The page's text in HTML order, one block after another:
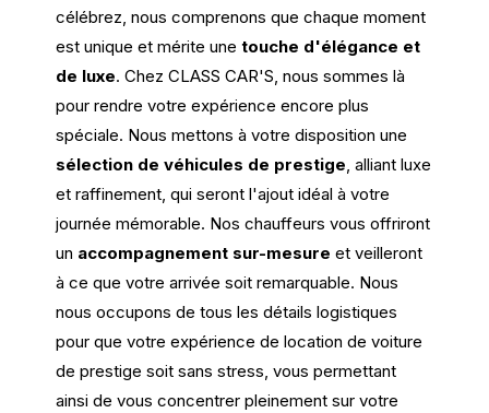
célébrez, nous comprenons que chaque moment
est unique et mérite unetouche d'élégance et
de luxe. Chez CLASS CAR'S, nous sommes là
pour rendre votre expérience encore plus
spéciale. Nous mettons à votre disposition une
sélection de véhicules de prestige, alliant luxe
et raffinement, qui seront l'ajout idéal à votre
journée mémorable. Nos chauffeurs vous offriront
un accompagnement sur-mesure et veilleront
à ce que votre arrivée soit remarquable. Nous
nous occupons de tous les détails logistiques
pour que votre expérience de location de voiture
de prestige soit sans stress, vous permettant
ainsi de vous concentrer pleinement sur votre